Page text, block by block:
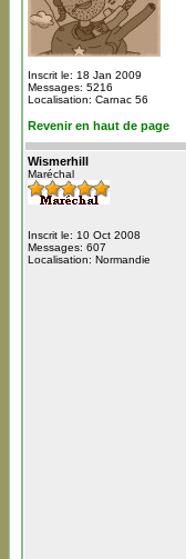
Inscrit le: 18 Jan 2009
Messages: 5216
Localisation: Carnac 56
Revenir en haut de page
Wismerhill
Maréchal
Inscrit le: 10 Oct 2008
Messages: 607
Localisation: Normandie